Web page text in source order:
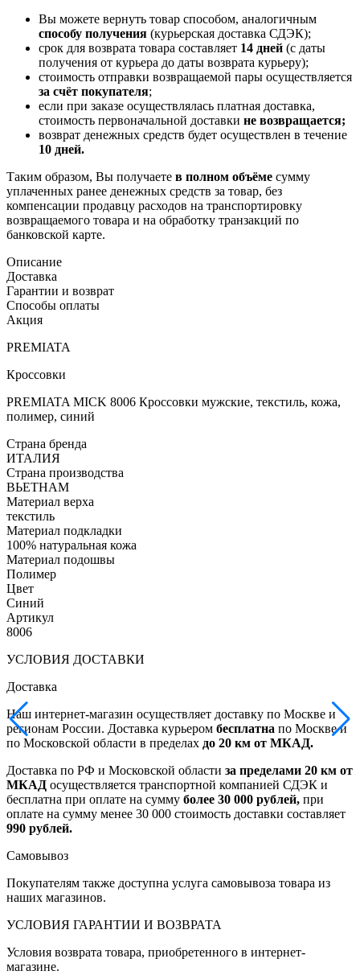
Вы можете вернуть товар способом, аналогичным
способу получения (курьерская доставка СДЭК);
срок для возврата товара составляет 14 дней (с даты
получения от курьера до даты возврата курьеру);
стоимость отправки возвращаемой пары осуществляется
за счёт покупателя;
если при заказе осуществлялась платная доставка,
стоимость первоначальной доставки не возвращается;
возврат денежных средств будет осуществлен в течение
10 дней.
Таким образом, Вы получаете в полном объёме сумму
уплаченных ранее денежных средств за товар, без
компенсации продавцу расходов на транспортировку
возвращаемого товара и на обработку транзакций по
банковской карте.
Описание
Доставка
Гарантии и возврат
Способы оплаты
Акция
PREMIATA
Кроссовки
PREMIATA MICK 8006 Кроссовки мужские, текстиль, кожа,
полимер, синий
Страна бренда
ИТАЛИЯ
Страна производства
ВЬЕТНАМ
Материал верха
текстиль
Материал подкладки
100% натуральная кожа
Материал подошвы
Полимер
Цвет
Синий
Артикул
8006
УСЛОВИЯ ДОСТАВКИ
Доставка
Наш интернет-магазин осуществляет доставку по Москве и
регионам России. Доставка курьером бесплатна по Москве и
по Московской области в пределах до 20 км от МКАД.
Доставка по РФ и Московской области за пределами 20 км от
МКАД осуществляется транспортной компанией СДЭК и
бесплатна при оплате на сумму более 30 000 рублей, при
оплате на сумму менее 30 000 стоимость доставки составляет
990 рублей.
Самовывоз
Покупателям также доступна услуга самовывоза товара из
наших магазинов.
УСЛОВИЯ ГАРАНТИИ И ВОЗВРАТА
Условия возврата товара, приобретенного в интернет-
магазине.